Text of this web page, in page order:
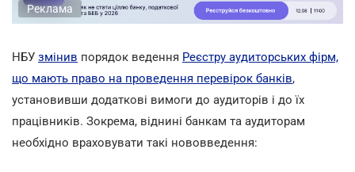
Реклама
НБУ змінив порядок ведення Реєстру аудиторських фірм,
що мають право на проведення перевірок банків,
установивши додаткові вимоги до аудиторів і до їх
працівників. Зокрема, віднині банкам та аудиторам
необхідно враховувати такі нововведення: